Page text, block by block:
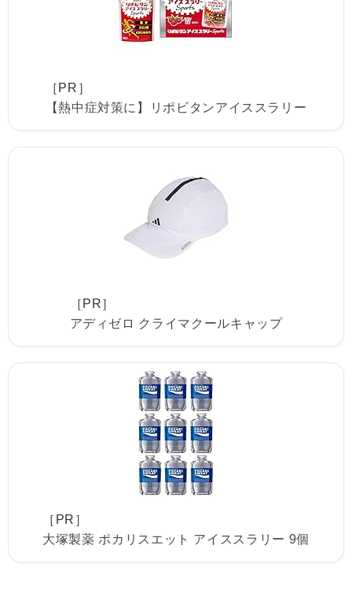
［PR］
【熱中症対策に】リポビタンアイススラリー
［PR］
アディゼロ クライマクールキャップ
［PR］
大塚製薬 ポカリスエット アイススラリー 9個